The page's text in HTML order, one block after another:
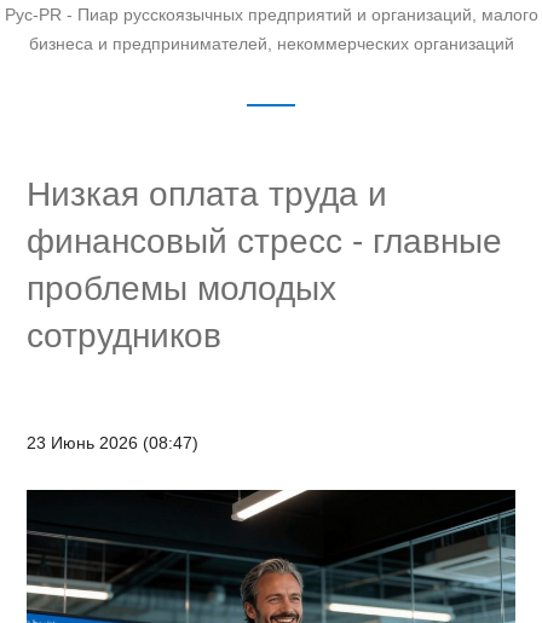
Рус-PR - Пиар русскоязычных предприятий и организаций, малого
бизнеса и предпринимателей, некоммерческих организаций
Низкая оплата труда и
финансовый стресс - главные
проблемы молодых
сотрудников
23 Июнь 2026 (08:47)